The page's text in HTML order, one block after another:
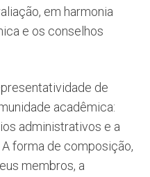
em harmonia
e os conselhos
de
acadêmica:
administrativos e a
forma de composição,
membros, a